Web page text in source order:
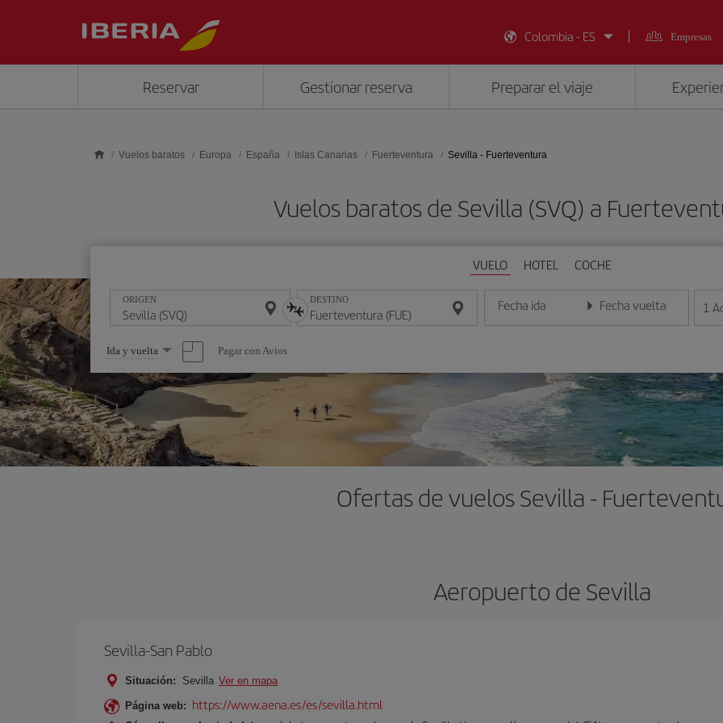
Colombia - ES
Empresas
Reservar Gestionar reserva Preparar el viaje
Vuelos baratos Europa España Islas Canarias Fuerteventura Sevilla - Fuerteventura
Vuelos baratos de Sevilla (SVQ) a
VUELO HOTEL COCHE
ORIGEN DESTINO Fecha ida
Introduce la fecha en formato día/mes/año
Fecha vuelta
Introduce la fecha en 1
Seleccione
una
opción
Ida y vuelta Pagar con Avios
Ofertas de vuelos Sevilla -
Aeropuerto de Sevilla
Sevilla-San Pablo
Situación: Sevilla Ver en mapa
Página web: https://www.aena.es/es/sevilla.html